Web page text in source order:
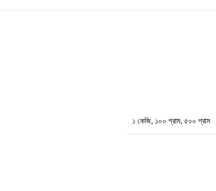
১ কেজি, ১০০ গ্রাম, ৫০০ গ্রাম